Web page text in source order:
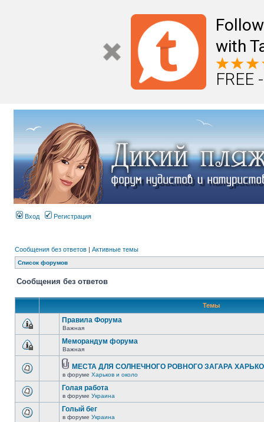
with
FREE
Вход Регистрация
Сообщения без ответов | Активные темы
Список форумов
Сообщения без ответов
Темы
Правила Форума
Важная
Меморандум форума
Важная
МЕСТА ДЛЯ СОЛНЕЧНОГО РОВНОГО ЗАГАРА
в форуме Харьков и около
Голая работа
в форуме Украина
Голый бег
в форуме Украина